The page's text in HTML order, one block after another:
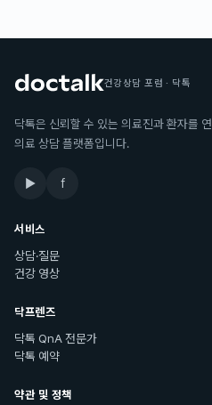
건강상담 포럼 · 닥톡
닥톡은 신뢰할 수 있는 의료진과 환자를
의료 상담 플랫폼입니다.
▶ f
서비스
상담·질문
건강 영상
닥프렌즈
닥톡 QnA 전문가
닥톡 예약
약관 및 정책